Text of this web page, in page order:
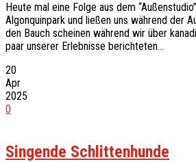
Heute mal eine Folge aus dem
Algonquinpark und ließen uns während der
den Bauch scheinen während wir über
paar unserer Erlebnisse berichteten…
20
Apr
2025
0
Singende Schlittenhunde